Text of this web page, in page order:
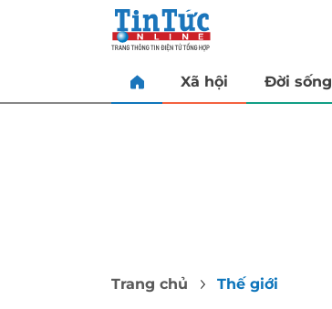
Xã hội Đời sống
Trang chủ Thế giới